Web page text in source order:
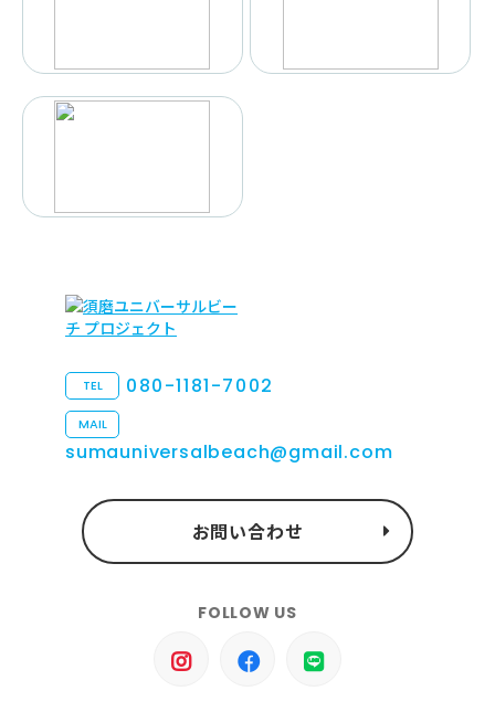
TEL 080-1181-7002
MAIL
sumauniversalbeach@gmail.com
お問い合わせ
FOLLOW US